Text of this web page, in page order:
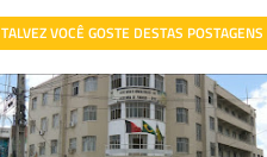
TALVEZ VOCÊ GOSTE DESTAS POSTAGENS